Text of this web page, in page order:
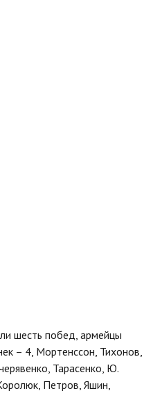
шесть побед, армейцы
– 4, Мортенссон, Тихонов,
Тарасенко, Ю.
Петров, Яшин,